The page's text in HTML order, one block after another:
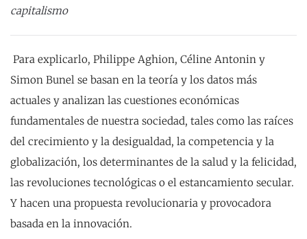
capitalismo
Para explicarlo, Philippe Aghion, Céline Antonin y
Simon Bunel se basan en la teoría y los datos más
actuales y analizan las cuestiones económicas
fundamentales de nuestra sociedad, tales como las raíces
del crecimiento y la desigualdad, la competencia y la
globalización, los determinantes de la salud y la felicidad,
las revoluciones tecnológicas o el estancamiento secular.
Y hacen una propuesta revolucionaria y provocadora
basada en la innovación.